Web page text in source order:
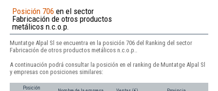
Posición 706 en el sector
Fabricación de otros productos
metálicos n.c.o.p.
Muntatge Alpal Sl se encuentra en la posición 706 del Ranking del sector
Fabricación de otros productos metálicos n.c.o.p..
A continuación podrá consultar la posición en el ranking de Muntatge Alpal Sl
y empresas con posiciones similares:
Posición